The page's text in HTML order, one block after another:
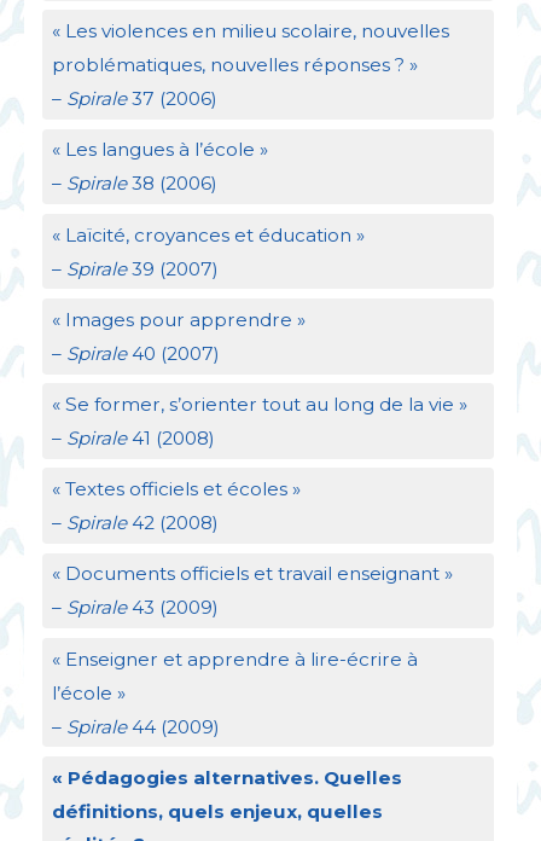
« Les violences en milieu scolaire, nouvelles
problématiques, nouvelles réponses ? »
– Spirale37 (2006)
« Les langues à l’école »
– Spirale38 (2006)
« Laïcité, croyances et éducation »
– Spirale39 (2007)
« Images pour apprendre »
– Spirale40 (2007)
« Se former, s’orienter tout au long de la vie »
– Spirale41 (2008)
« Textes officiels et écoles »
– Spirale42 (2008)
« Documents officiels et travail enseignant »
– Spirale43 (2009)
« Enseigner et apprendre à lire-écrire à
l’école »
– Spirale44 (2009)
« Pédagogies alternatives. Quelles
définitions, quels enjeux, quelles